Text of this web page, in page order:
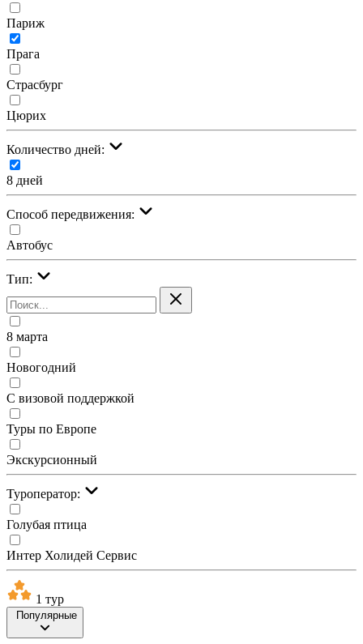
Париж
Прага
Страсбург
Цюрих
Количество дней:
8 дней
Cпособ передвижения:
Автобус
Тип:
8 марта
Новогодний
С визовой поддержкой
Туры по Европе
Экскурсионный
Туроператор:
Голубая птица
Интер Холидей Сервис
1 тур
Популярные